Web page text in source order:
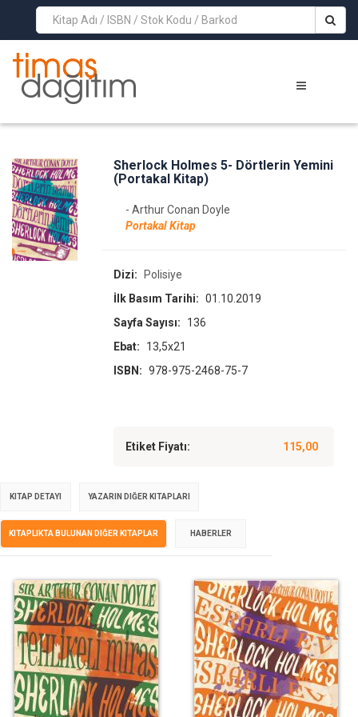
>
Sherlock Holmes 5- Dörtlerin Yemini
(Portakal Kitap)
- Arthur Conan Doyle
Portakal Kitap
Dizi:
Polisiye
İlk Basım Tarihi: 01.10.2019
Sayfa Sayısı:
136
Ebat:
13,5x21
ISBN: 978-975-2468-75-7
Etiket Fiyatı: 115,00
KITAP DETAYI YAZARIN DIĞER KITAPLARI
KITAPLIKTA BULUNAN DIĞER KITAPLAR HABERLER